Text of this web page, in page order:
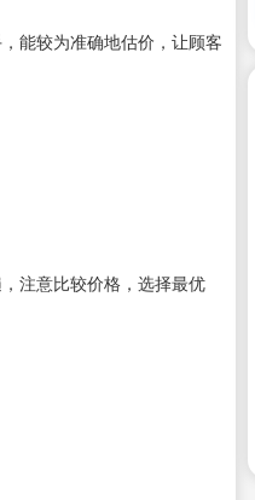
能较为准确地估价，让顾客
注意比较价格，选择最优